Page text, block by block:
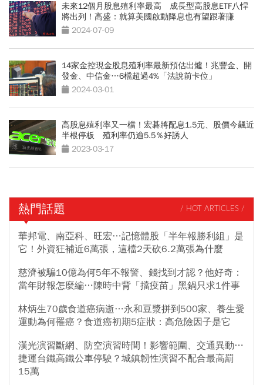
未來12個月股息殖利率最高 成長型高股息ETF八悍
將出列！高盛：就算美國啟動降息也有望跟著賺
2024-07-09
14家金控現金股息殖利率最新預估出爐！兆豐金、開
發金、中信金…6檔超過4%「法說前卡位」
2024-03-01
高股息殖利率又一檔！宏碁將配息1.5元、股價今飆近
半根停板 殖利率仍逾5.5％好誘人
2023-03-17
熱門話題 / HOT ARTICLES /
華邦電、南亞科、旺宏…記憶體股「半年報勝利組」是
它！外資狂補近6萬張，這檔2天砍6.2萬張為什麼
慈濟被騙10億為何5年不報警、錢找到才認？他好奇：
當年財報怎麼編…陳時中背「擋疫苗」黑鍋只求1件事
林炳生70歲食道癌病逝…永和豆漿拼到500家、養生愛
運動為何罹癌？食道癌初期5症狀：高危險因子是它
漢光演習斷網、防空演習時間！影響範圍、交通異動…
捷運台鐵高鐵公車停駛？城鎮韌性演習不配合最高罰
15萬